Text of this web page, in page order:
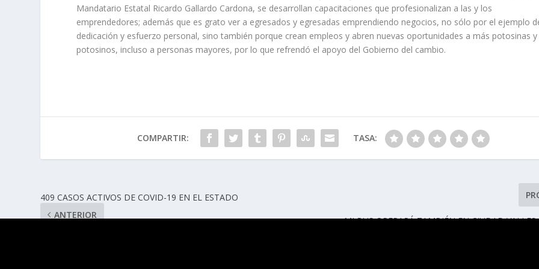
Mandatario Estatal Ricardo Gallardo Cardona, se desarrollan capacitaciones que profesionalizan a las y los
emprendedores; además que es grato ver a egresados y egresadas emprendiendo negocios, no sólo por el ejemplo
dedicación y esfuerzo personal, sino también porque crean empleos y abren nuevas oportunidades a más potosinas y
potosinos, incluso a personas mayores, por lo que refrendó el apoyo del Gobierno del cambio.
COMPARTIR: TASA:
409 CASOS ACTIVOS DE COVID-19 EN EL ESTADO
ANTERIOR
MI BUS OPERARÁ TAMBIÉN EN CIUDAD